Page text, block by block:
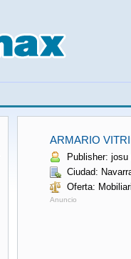
ARMARIO
Publisher:
Ciudad:
Oferta:
Anuncio